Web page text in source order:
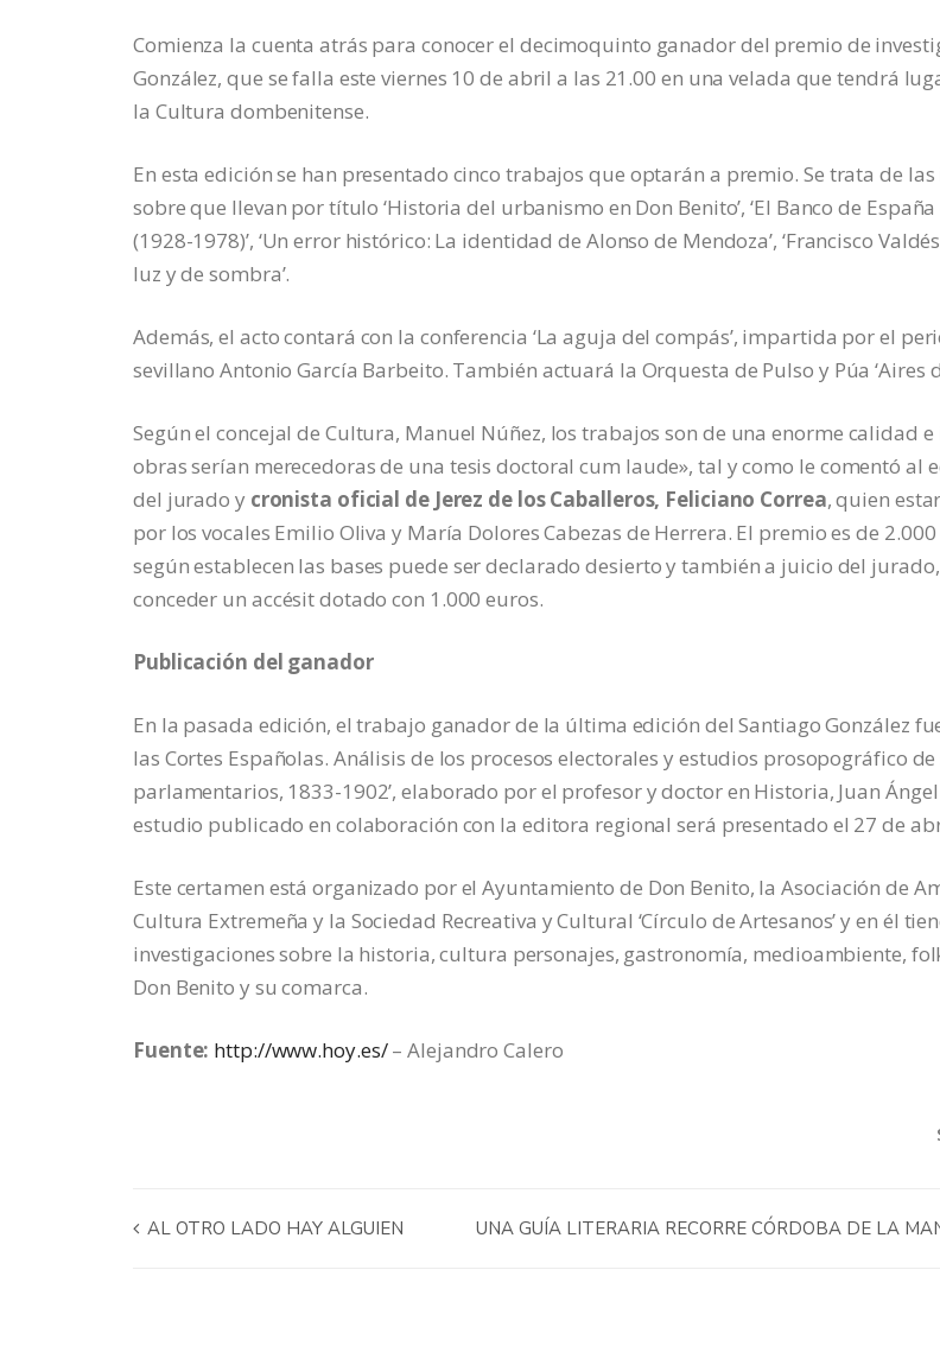
Comienza la cuenta atrás para conocer el decimoquinto ganador del premio de
González, que se falla este viernes 10 de abril a las 21.00 en una velada que tendrá
la Cultura dombenitense.
En esta edición se han presentado cinco trabajos que optarán a premio. Se trata de
sobre que llevan por título ‘Historia del urbanismo en Don Benito’, ‘El Banco de
(1928-1978)’, ‘Un error histórico: La identidad de Alonso de Mendoza’, ‘Francisco Valdés
luz y de sombra’.
Además, el acto contará con la conferencia ‘La aguja del compás’, impartida por el
sevillano Antonio García Barbeito. También actuará la Orquesta de Pulso y Púa ‘Aires
Según el concejal de Cultura, Manuel Núñez, los trabajos son de una enorme calidad
obras serían merecedoras de una tesis doctoral cum laude», tal y como le comentó al
del jurado y cronista oficial de Jerez de los Caballeros, Feliciano Correa, quien
por los vocales Emilio Oliva y María Dolores Cabezas de Herrera. El premio es de
según establecen las bases puede ser declarado desierto y también a juicio del
conceder un accésit dotado con 1.000 euros.
Publicación del ganador
En la pasada edición, el trabajo ganador de la última edición del Santiago González
las Cortes Españolas. Análisis de los procesos electorales y estudios prosopográfico de
parlamentarios, 1833-1902’, elaborado por el profesor y doctor en Historia, Juan Ángel
estudio publicado en colaboración con la editora regional será presentado el 27 de
Este certamen está organizado por el Ayuntamiento de Don Benito, la Asociación de
Cultura Extremeña y la Sociedad Recreativa y Cultural ‘Círculo de Artesanos’ y en él
investigaciones sobre la historia, cultura personajes, gastronomía, medioambiente,
Don Benito y su comarca.
Fuente: http://www.hoy.es/– Alejandro Calero
AL OTRO LADO HAY ALGUIEN UNA GUÍA LITERARIA RECORRE CÓRDOBA DE LA